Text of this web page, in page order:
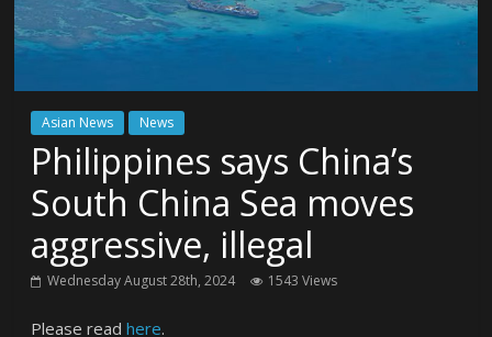
Asian News News
Philippines says China’s
South China Sea moves
aggressive, illegal
Wednesday August 28th, 2024 1543 Views
Please readhere.